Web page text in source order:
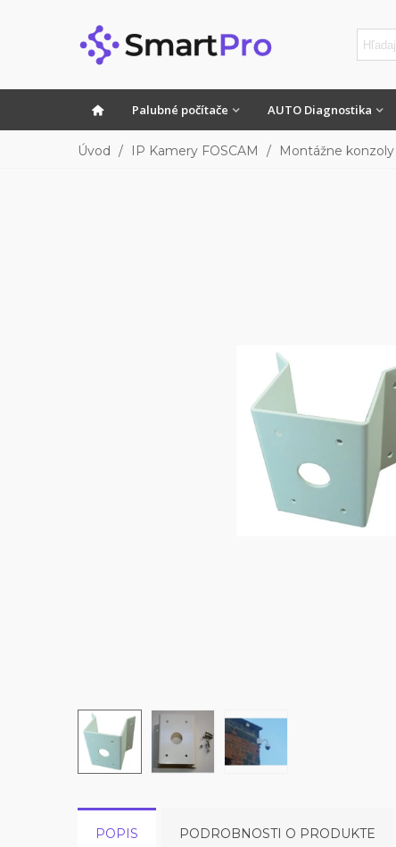
Palubné počítače AUTO Diagnostika
Úvod / IP Kamery FOSCAM / Montážne konzoly
POPIS PODROBNOSTI O PRODUKTE